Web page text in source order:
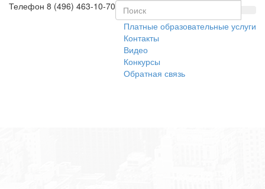
Телефон 8 (496) 463-10-70
Платные образовательные услуги
Контакты
Видео
Конкурсы
Обратная связь